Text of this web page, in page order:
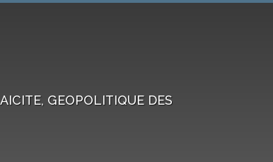
GEOPOLITIQUE DES